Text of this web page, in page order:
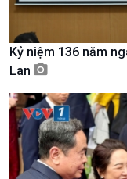
Kỷ niệm 136 năm
Lan